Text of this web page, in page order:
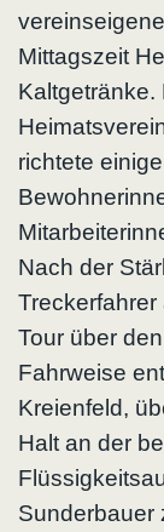
Mittagszeit
Kaltgetränke.
richtete
Nach der
Tour über
Fahrweise
Kreienfeld,
Halt an der
Sunderbauer